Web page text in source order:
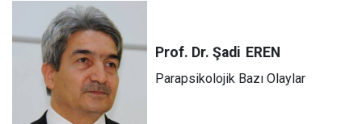
Prof. Dr. Şadi EREN
Parapsikolojik Bazı Olaylar